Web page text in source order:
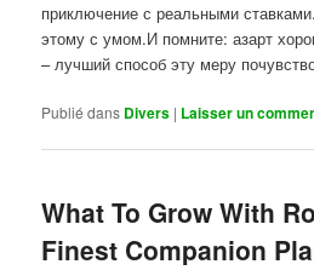
приключение с реальными
этому с умом.И помните: азарт
– лучший способ эту меру
Publié dans Divers | Laisser un
What To Grow With
Finest Companion